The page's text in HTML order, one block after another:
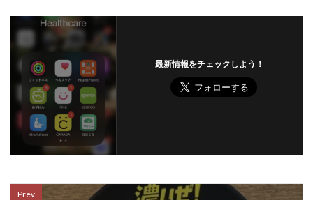
最新情報をチェックしよう！
Prev